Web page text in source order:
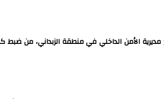
الأمن الداخلي في منطقة الزبداني، من ضبط